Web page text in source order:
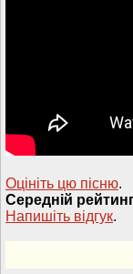
Оцініть цю пісню.
Середній
Напишiть вiдгук.